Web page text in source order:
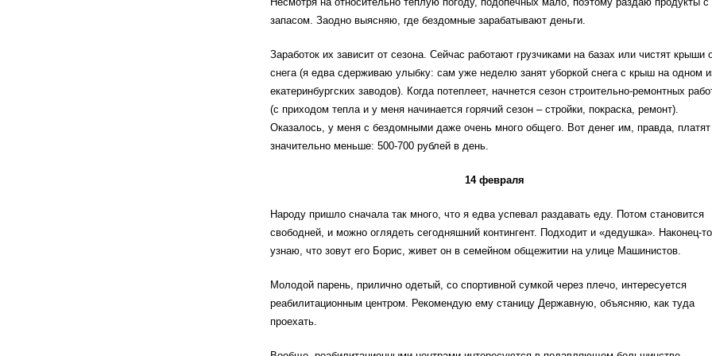
запасом. Заодно выясняю, где бездомные зарабатывают деньги.
Заработок их зависит от сезона. Сейчас работают грузчиками на базах или чистят крыши
снега (я едва сдерживаю улыбку: сам уже неделю занят уборкой снега с крыш на одном
екатеринбургских заводов). Когда потеплеет, начнется сезон строительно-ремонтных
(с приходом тепла и у меня начинается горячий сезон – стройки, покраска, ремонт).
Оказалось, у меня с бездомными даже очень много общего. Вот денег им, правда, платят
значительно меньше: 500-700 рублей в день.
14 февраля
Народу пришло сначала так много, что я едва успевал раздавать еду. Потом становится
свободней, и можно оглядеть сегодняшний контингент. Подходит и «дедушка». Наконец-то
узнаю, что зовут его Борис, живет он в семейном общежитии на улице Машинистов.
Молодой парень, прилично одетый, со спортивной сумкой через плечо, интересуется
реабилитационным центром. Рекомендую ему станицу Державную, объясняю, как туда
проехать.